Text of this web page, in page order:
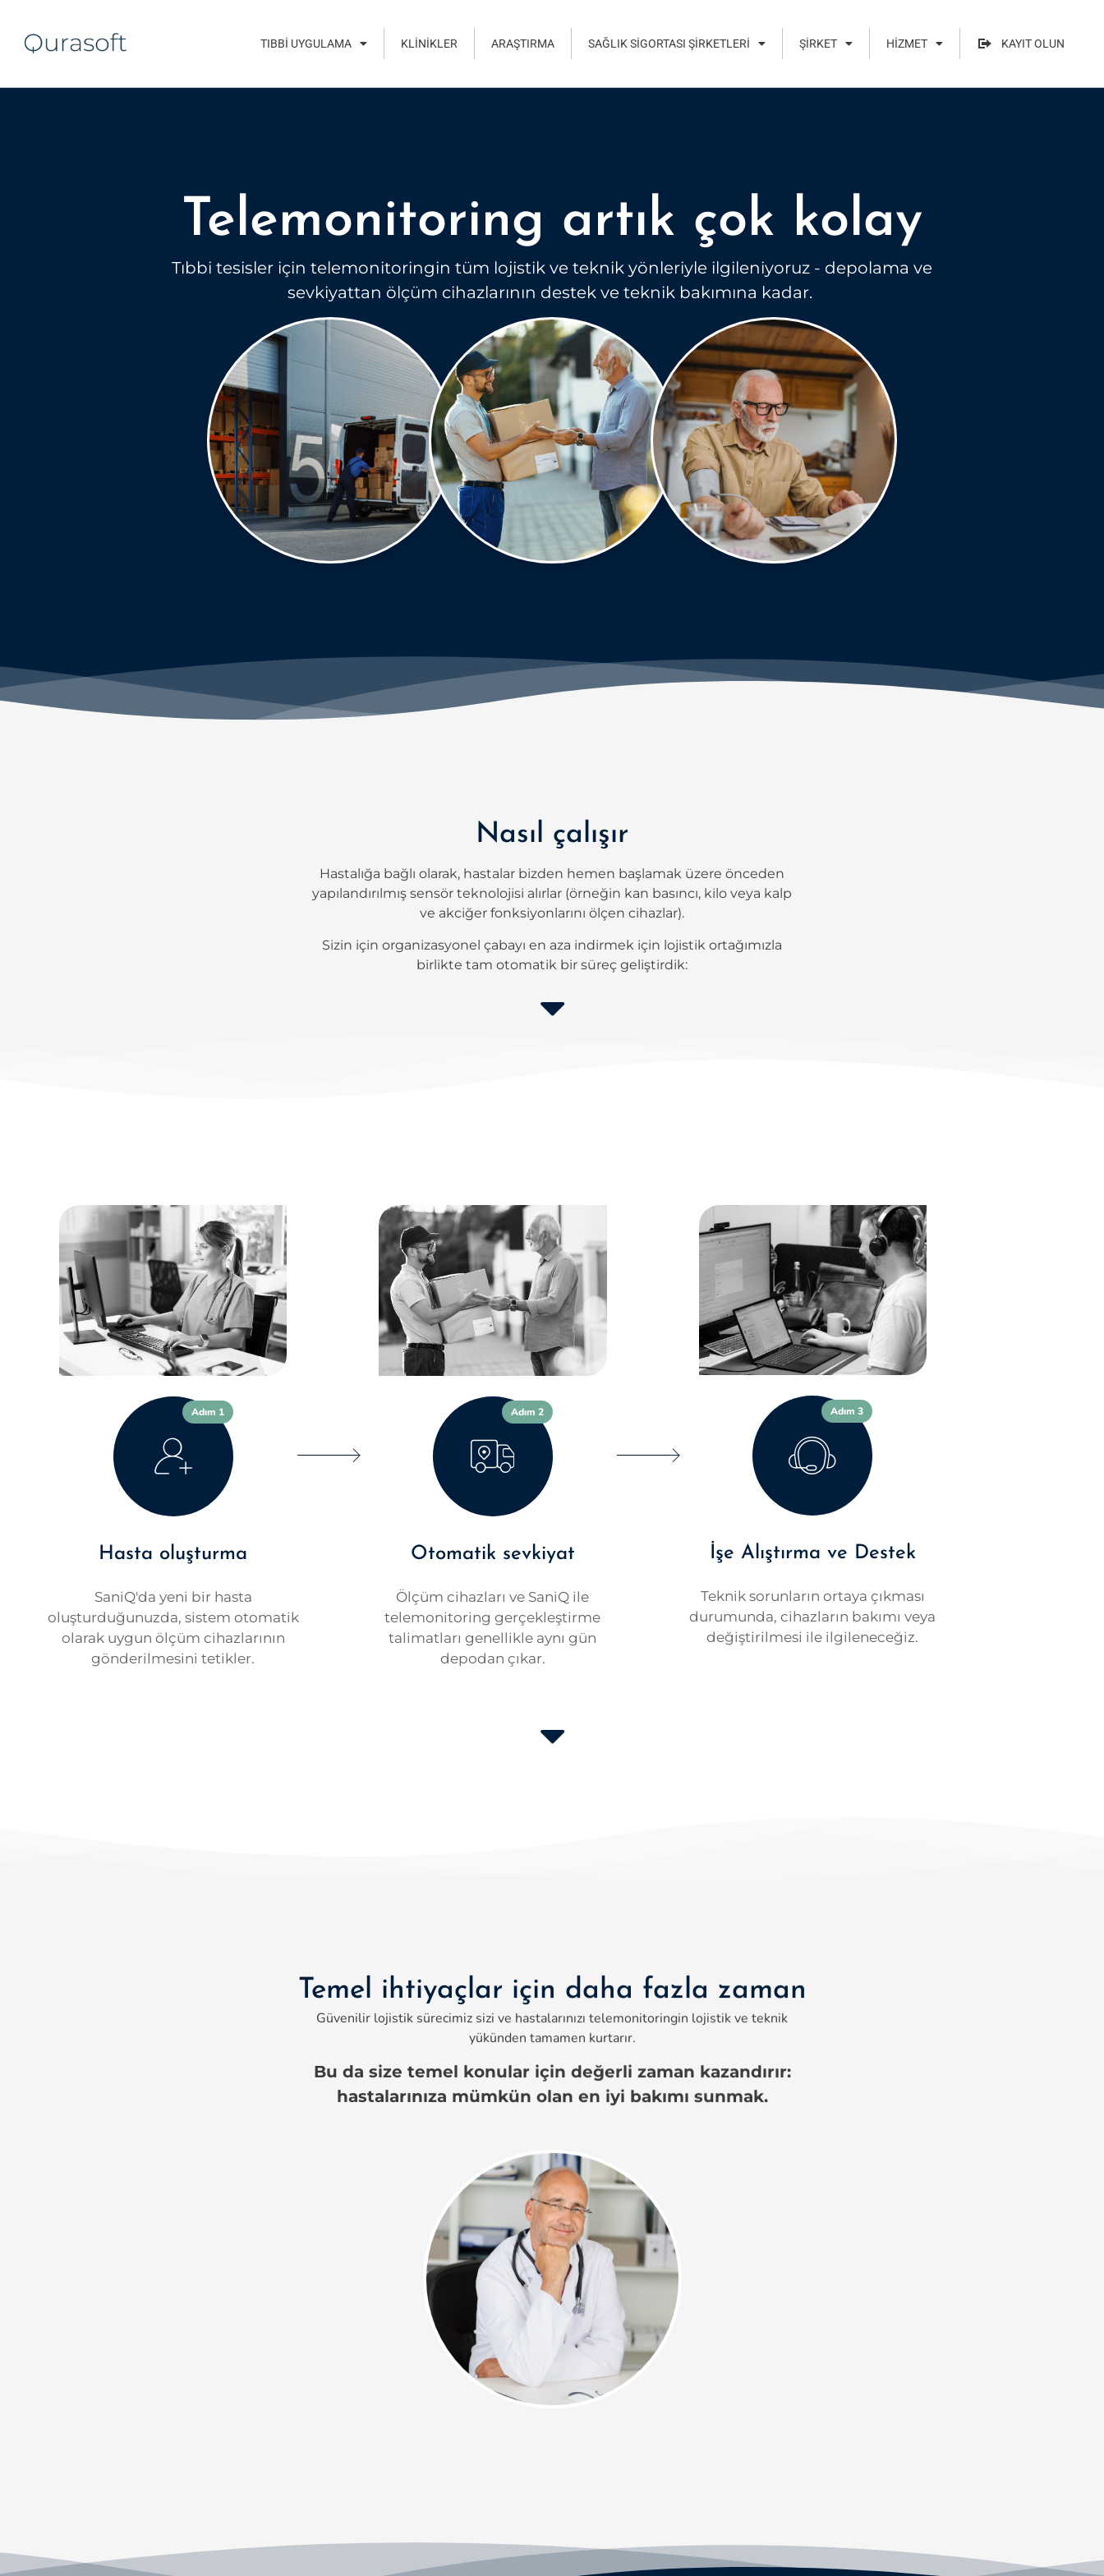
TIBBI UYGULAMA KLINIKLER ARAŞTIRMA SAĞLIK SIGORTASI ŞIRKETLERI ŞIRKET HIZMET KAYIT OLUN
Telemonitoring artık çok kolay
Tıbbi tesisler için telemonitoringin tüm lojistik ve teknik yönleriyle ilgileniyoruz - depolama ve
sevkiyattan ölçüm cihazlarının destek ve teknik bakımına kadar.
Nasıl çalışır
Hastalığa bağlı olarak, hastalar bizden hemen başlamak üzere önceden
yapılandırılmış sensör teknolojisi alırlar (örneğin kan basıncı, kilo veya kalp
ve akciğer fonksiyonlarını ölçen cihazlar).
Sizin için organizasyonel çabayı en aza indirmek için lojistik ortağımızla
birlikte tam otomatik bir süreç geliştirdik:
Adım 1
Hasta oluşturma
SaniQ'da yeni bir hasta
oluşturduğunuzda, sistem otomatik
olarak uygun ölçüm cihazlarının
gönderilmesini tetikler.
Adım 2
Otomatik sevkiyat
Ölçüm cihazları ve SaniQ ile
telemonitoring gerçekleştirme
talimatları genellikle aynı gün
depodan çıkar.
Adım 3
İşe Alıştırma ve Destek
Teknik sorunların ortaya çıkması
durumunda, cihazların bakımı veya
değiştirilmesi ile ilgileneceğiz.
Temel ihtiyaçlar için daha fazla zaman
Güvenilir lojistik sürecimiz sizi ve hastalarınızı telemonitoringin lojistik ve teknik
yükünden tamamen kurtarır.
Bu da size temel konular için değerli zaman kazandırır:
hastalarınıza mümkün olan en iyi bakımı sunmak.